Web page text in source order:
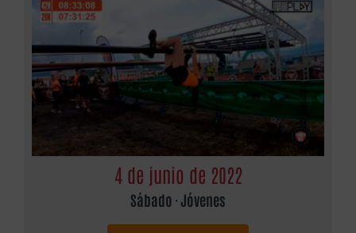
4 de junio de 2022
Sábado · Jóvenes